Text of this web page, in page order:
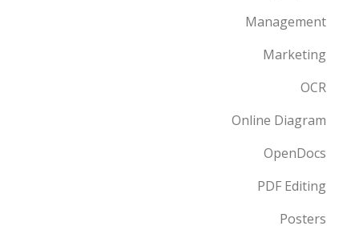
Management
Marketing
OCR
Online Diagram
OpenDocs
PDF Editing
Posters